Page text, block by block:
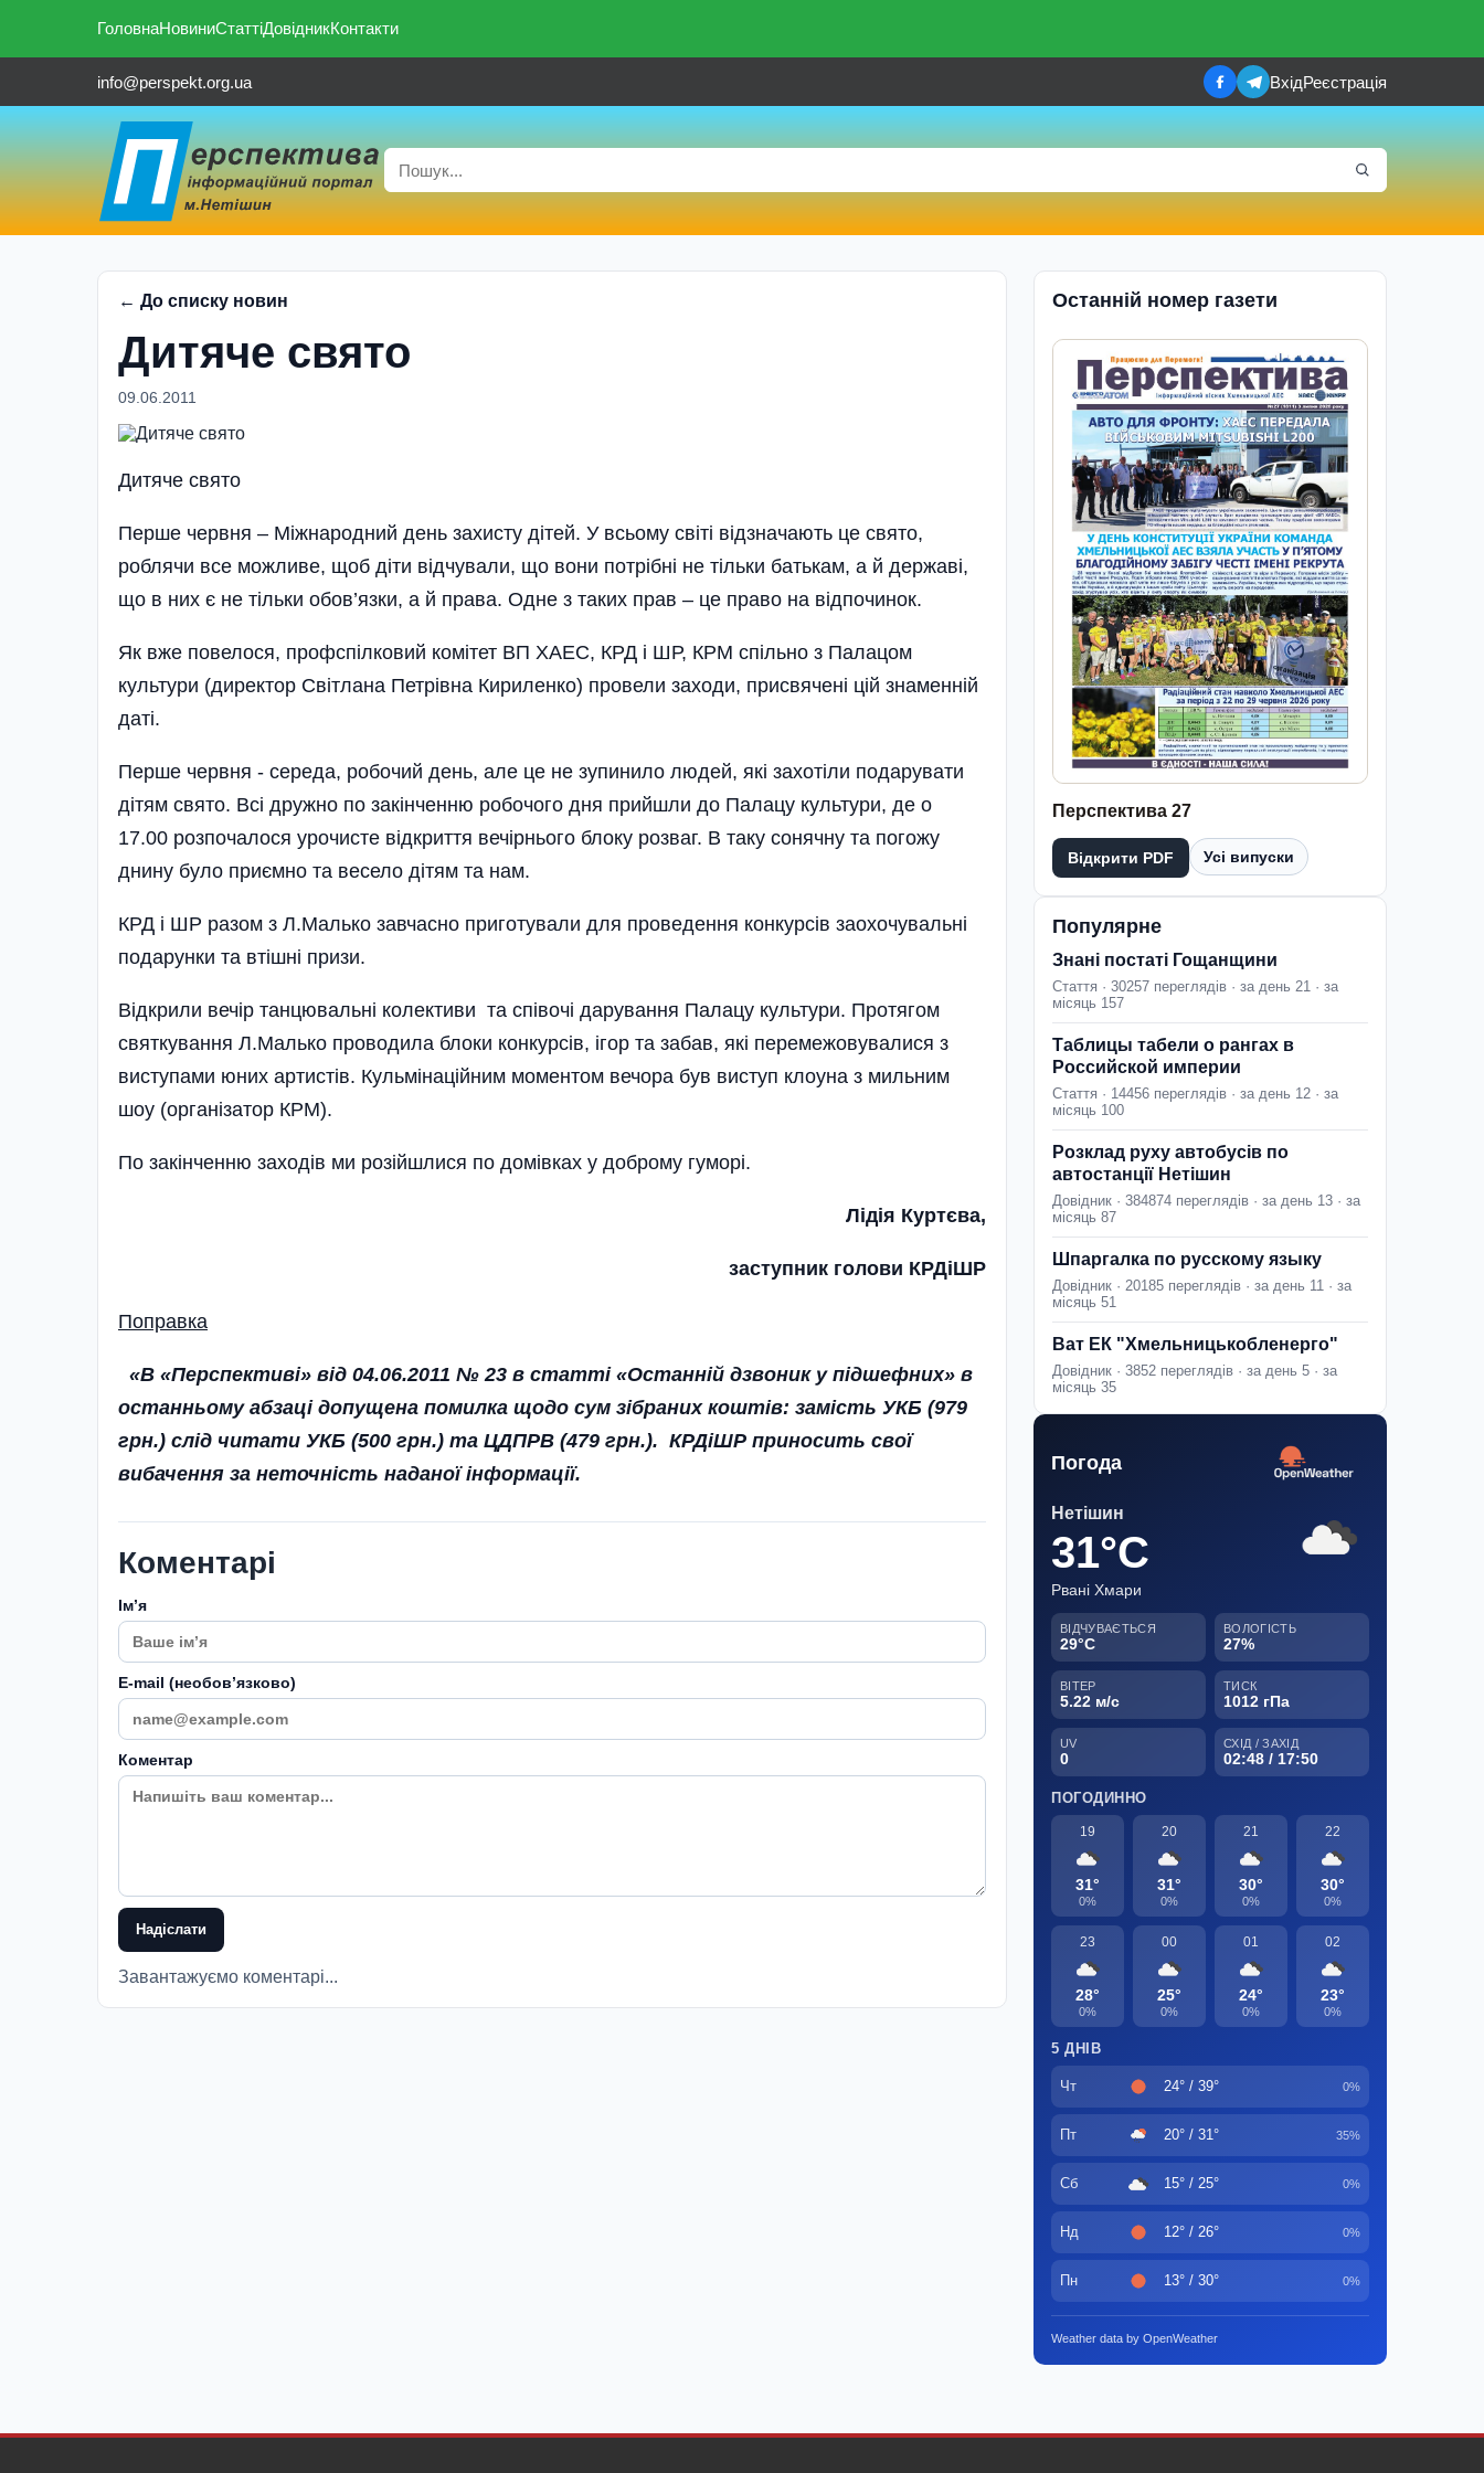
ГоловнаНовиниСтаттіДовідникКонтакти
info@perspekt.org.ua ВхідРеєстрація
← До списку новин
Дитяче свято
09.06.2011
Дитяче свято
Перше червня – Міжнародний день захисту дітей. У всьому світі відзначають це свято,
роблячи все можливе, щоб діти відчували, що вони потрібні не тільки батькам, а й державі,
що в них є не тільки обов’язки, а й права. Одне з таких прав – це право на відпочинок.
Як вже повелося, профспілковий комітет ВП ХАЕС, КРД і ШР, КРМ спільно з Палацом
культури (директор Світлана Петрівна Кириленко) провели заходи, присвячені цій знаменній
даті.
Перше червня - середа, робочий день, але це не зупинило людей, які захотіли подарувати
дітям свято. Всі дружно по закінченню робочого дня прийшли до Палацу культури, де о
17.00 розпочалося урочисте відкриття вечірнього блоку розваг. В таку сонячну та погожу
днину було приємно та весело дітям та нам.
КРД і ШР разом з Л.Малько завчасно приготували для проведення конкурсів заохочувальні
подарунки та втішні призи.
Відкрили вечір танцювальні колективи та співочі дарування Палацу культури. Протягом
святкування Л.Малько проводила блоки конкурсів, ігор та забав, які перемежовувалися з
виступами юних артистів. Кульмінаційним моментом вечора був виступ клоуна з мильним
шоу (орга­нізатор КРМ).
По закінченню заходів ми розій­шлися по домівках у доброму гуморі.
Лідія Куртєва,
заступник голови КРДіШР
Поправка
«В «Перспективі» від 04.06.2011 № 23 в статті «Останній дзвоник у підшефних» в
останньому абзаці допущена помилка щодо сум зібраних коштів: замість УКБ (979
грн.) слід читати УКБ (500 грн.) та ЦДПРВ (479 грн.). КРДіШР приносить свої
вибачення за неточність наданої інформації.
Коментарі
Імʼя
E-mail (необовʼязково)
Коментар
Надіслати
Завантажуємо коментарі...
Останній номер газети
Перспектива 27
Відкрити PDF Усі випуски
Популярне
Знані постаті Гощанщини
Стаття · 30257 переглядів · за день 21 · за
місяць 157
Таблицы табели о рангах в
Российской империи
Стаття · 14456 переглядів · за день 12 · за
місяць 100
Розклад руху автобусів по
автостанції Нетішин
Довідник · 384874 переглядів · за день 13 · за
місяць 87
Шпаргалка по русскому языку
Довідник · 20185 переглядів · за день 11 · за
місяць 51
Ват ЕК "Хмельницькобленерго"
Довідник · 3852 переглядів · за день 5 · за
місяць 35
Погода
Нетішин
31°C
Рвані Хмари
ВІДЧУВАЄТЬСЯ
29°C
ВОЛОГІСТЬ
27%
ВІТЕР
5.22 м/с
ТИСК
1012 гПа
UV
0
СХІД / ЗАХІД
02:48 / 17:50
ПОГОДИННО
19
31°
0%
20
31°
0%
21
30°
0%
22
30°
0%
23
28°
0%
00
25°
0%
01
24°
0%
02
23°
0%
5 ДНІВ
Чт 24° / 39° 0%
Пт 20° / 31° 35%
Сб 15° / 25° 0%
Нд 12° / 26° 0%
Пн 13° / 30° 0%
Weather data by OpenWeather